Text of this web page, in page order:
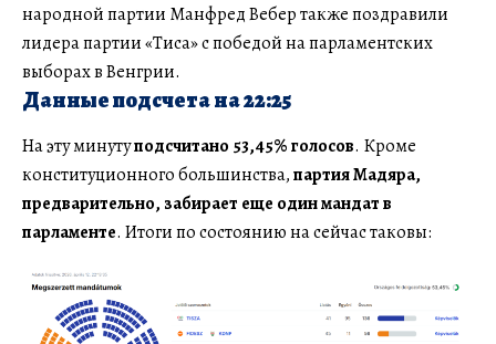
народной партии Манфред Вебер также поздравили
лидера партии «Тиса» с победой на парламентских
выборах в Венгрии.
Данные подсчета на 22:25
На эту минутуподсчитано 53,45% голосов. Кроме
конституционного большинства,партия Мадяра,
предварительно, забирает еще один мандат в
парламенте. Итоги по состоянию на сейчас таковы: